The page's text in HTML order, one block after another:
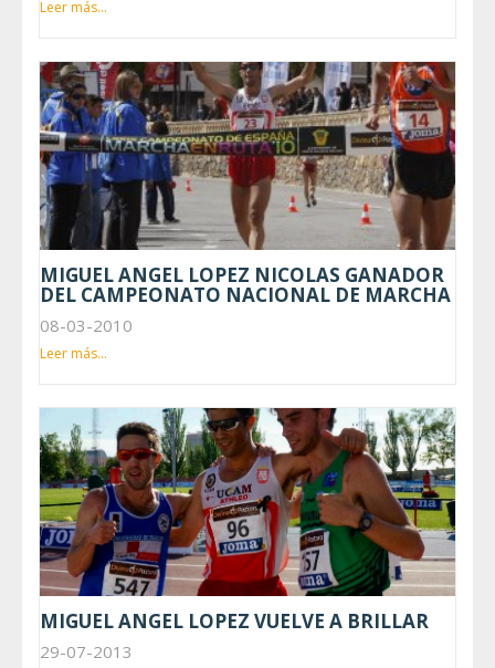
Leer más...
MIGUEL ANGEL LOPEZ NICOLAS GANADOR
DEL CAMPEONATO NACIONAL DE MARCHA
08-03-2010
Leer más...
MIGUEL ANGEL LOPEZ VUELVE A BRILLAR
29-07-2013